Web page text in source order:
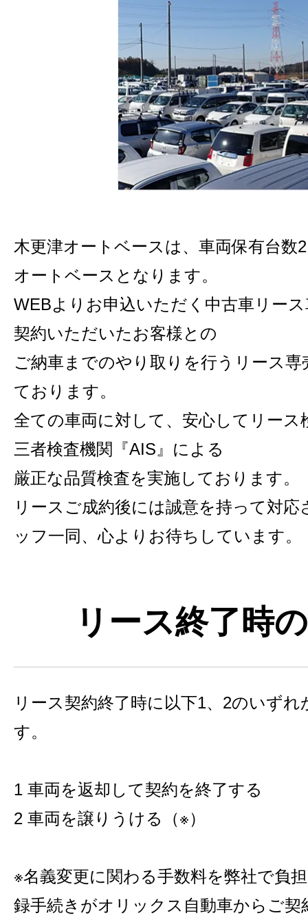
木更津オートベースは、車両保有台数
オートベースとなります。
WEBよりお申込いただく中古車リー
契約いただいたお客様との
ご納車までのやり取りを行うリース
ております。
全ての車両に対して、安心してリー
三者検査機関『AIS』による
厳正な品質検査を実施しております。
リースご成約後には誠意を持って対
ッフ一同、心よりお待ちしています。
リース終了時
リース契約終了時に以下1、2のいず
す。
1 車両を返却して契約を終了する
2 車両を譲りうける（※）
※名義変更に関わる手数料を弊社で負
録手続きがオリックス自動車からご契